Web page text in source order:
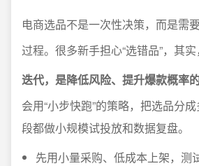
电商选品不是一次性决策，而是需
过程。很多新手担心“选错品”，其实
迭代，是降低风险、提升爆款概率
会用“小步快跑”的策略，把选品分
段都做小规模试投放和数据复盘。
先用小量采购、低成本上架，测